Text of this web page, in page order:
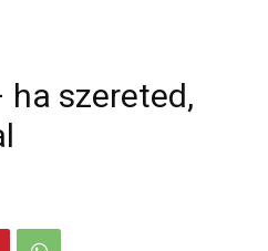
ha szereted,